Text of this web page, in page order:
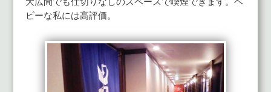
ビーな私には高評価。